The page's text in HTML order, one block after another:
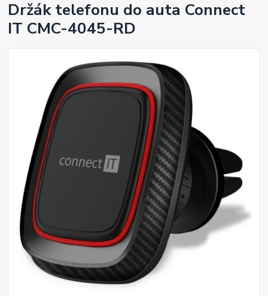
Držák telefonu do auta Connect
IT CMC-4045-RD